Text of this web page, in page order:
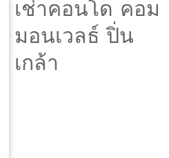
เช่าคอนโด คอม
มอนเวลธ์ ปิ่น
เกล้า